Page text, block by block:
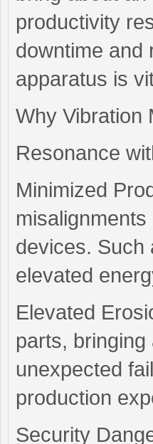
productivity
downtime and
apparatus is
Why Vibration
Resonance
Minimized
devices. Such
elevated
Elevated
parts,
unexpected
production
Security